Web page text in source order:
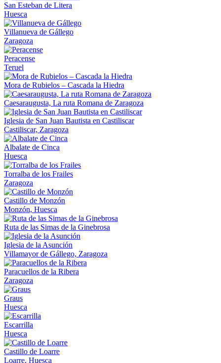
San Esteban de Litera
Huesca
Villanueva de Gállego
Zaragoza
Peracense
Teruel
Mora de Rubielos – Cascada la Hiedra
Caesaraugusta, La ruta Romana de Zaragoza
Iglesia de San Juan Bautista en Castiliscar
Castiliscar, Zaragoza
Albalate de Cinca
Huesca
Torralba de los Frailes
Zaragoza
Castillo de Monzón
Monzón, Huesca
Ruta de las Simas de la Ginebrosa
Iglesia de la Asunción
Villamayor de Gállego, Zaragoza
Paracuellos de la Ribera
Zaragoza
Graus
Huesca
Escarrilla
Huesca
Castillo de Loarre
Loarre, Huesca